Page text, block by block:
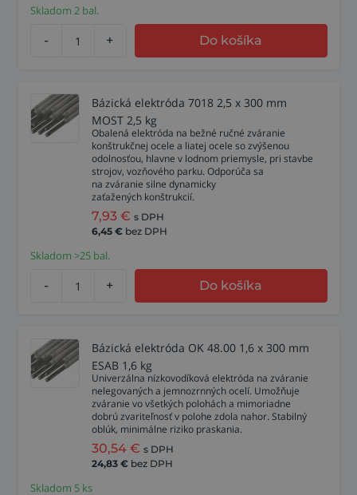
Skladom 2 bal.
- + Do košíka
Bázická elektróda 7018 2,5 x 300 mm
MOST 2,5 kg
Obalená elektróda na bežné ručné zváranie
konštrukčnej ocele a liatej ocele so zvýšenou
odolnosťou, hlavne v lodnom priemysle, pri stavbe
strojov, vozňového parku. Odporúča sa
na zváranie silne dynamicky
zaťažených konštrukcií.
7,93 € s DPH
6,45 € bez DPH
Skladom >25 bal.
- + Do košíka
Bázická elektróda OK 48.00 1,6 x 300 mm
ESAB 1,6 kg
Univerzálna nízkovodíková elektróda na zváranie
nelegovaných a jemnozrnných ocelí. Umožňuje
zváranie vo všetkých polohách a mimoriadne
dobrú zvariteľnosť v polohe zdola nahor. Stabilný
oblúk, minimálne riziko praskania.
30,54 € s DPH
24,83 € bez DPH
Skladom 5 ks